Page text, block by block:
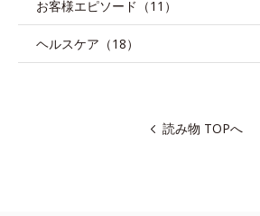
お客様エピソード（11）
ヘルスケア（18）
読み物 TOPへ